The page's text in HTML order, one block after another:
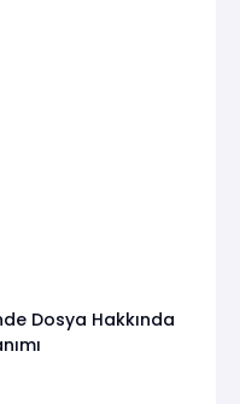
Dosya Hakkında